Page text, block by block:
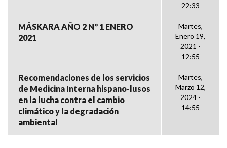
22:33
MÁSKARA AÑO 2 Nº 1 ENERO
2021
Martes,
Enero 19,
2021 -
12:55
Recomendaciones de los servicios
de Medicina Interna hispano-lusos
en la lucha contra el cambio
climático y la degradación
ambiental
Martes,
Marzo 12,
2024 -
14:55